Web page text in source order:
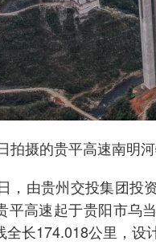
摄的贵平高速南明河
由贵州交投集团投
平高速起于贵阳市乌
长174.018公里，设